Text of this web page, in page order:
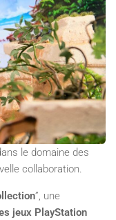
le domaine des
collaboration.
”, une
jeux PlayStation